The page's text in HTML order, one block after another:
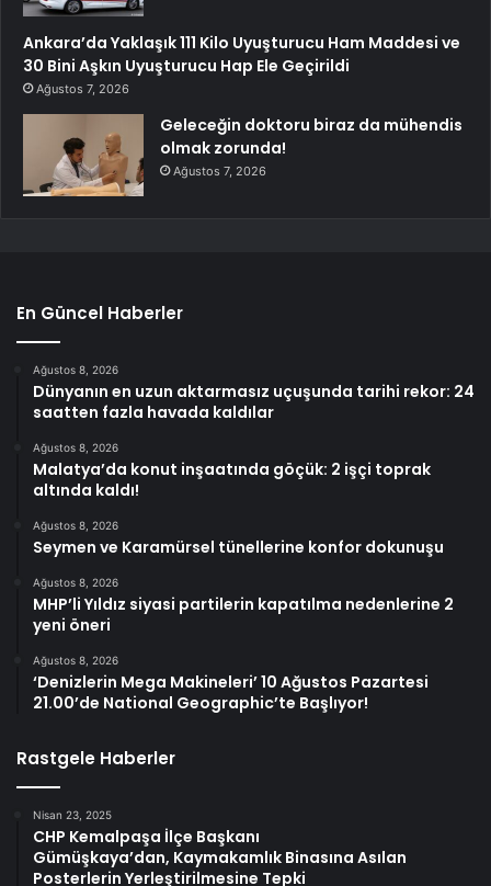
Ankara’da Yaklaşık 111 Kilo Uyuşturucu Ham Maddesi ve
30 Bini Aşkın Uyuşturucu Hap Ele Geçirildi
Ağustos 7, 2026
Geleceğin doktoru biraz da mühendis
olmak zorunda!
Ağustos 7, 2026
En Güncel Haberler
Ağustos 8, 2026
Dünyanın en uzun aktarmasız uçuşunda tarihi rekor: 24
saatten fazla havada kaldılar
Ağustos 8, 2026
Malatya’da konut inşaatında göçük: 2 işçi toprak
altında kaldı!
Ağustos 8, 2026
Seymen ve Karamürsel tünellerine konfor dokunuşu
Ağustos 8, 2026
MHP’li Yıldız siyasi partilerin kapatılma nedenlerine 2
yeni öneri
Ağustos 8, 2026
‘Denizlerin Mega Makineleri’ 10 Ağustos Pazartesi
21.00’de National Geographic’te Başlıyor!
Rastgele Haberler
Nisan 23, 2025
CHP Kemalpaşa İlçe Başkanı
Gümüşkaya’dan, Kaymakamlık Binasına Asılan
Posterlerin Yerleştirilmesine Tepki